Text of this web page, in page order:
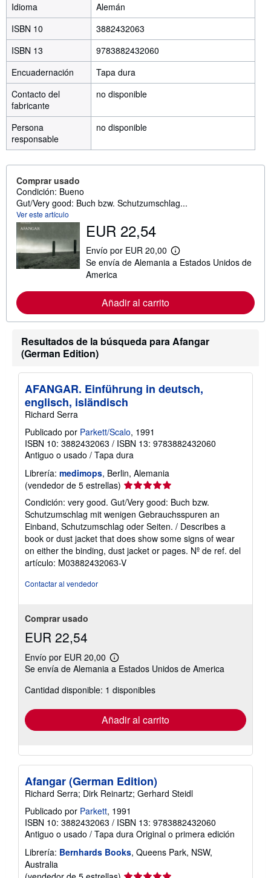
Idioma
Alemán
ISBN 10
3882432063
ISBN 13
9783882432060
Encuadernación
Tapa dura
Contacto del
fabricante
no disponible
Persona
responsable
no disponible
Comprar usado
Condición: Bueno
Gut/Very good: Buch bzw. Schutzumschlag...
Ver este artículo
EUR 22,54
Envío por EUR 20,00
M
á
n
a
c
n
o
s
a
s
d
e
e
n
v
Se envía de Alemania a Estados Unidos de
America
Añadir al carrito
Resultados de la búsqueda para Afangar
(German Edition)
AFANGAR. Einführung in deutsch,
englisch, isländisch
Richard Serra
Publicado por Parkett/Scalo, 1991
ISBN 10: 3882432063 / ISBN 13: 9783882432060
Antiguo o usado / Tapa dura
Librería: medimops, Berlin, Alemania
(vendedor de 5 estrellas) Calificación
del
vendedor:
5
de
5
estrellas
Condición: very good. Gut/Very good: Buch bzw.
Schutzumschlag mit wenigen Gebrauchsspuren an
Einband, Schutzumschlag oder Seiten. / Describes a
book or dust jacket that does show some signs of wear
on either the binding, dust jacket or pages. Nº de ref. del
artículo: M03882432063-V
Contactar al vendedor
Comprar usado
EUR 22,54
Envío por EUR 20,00
Más
información
las
tarifas
envío
Se envía de Alemania a Estados Unidos de America
Cantidad disponible: 1 disponibles
Añadir al carrito
Afangar (German Edition)
Richard Serra; Dirk Reinartz; Gerhard Steidl
Publicado por Parkett, 1991
ISBN 10: 3882432063 / ISBN 13: 9783882432060
Antiguo o usado / Tapa dura Original o primera edición
Librería: Bernhards Books, Queens Park, NSW,
Australia
Calificación